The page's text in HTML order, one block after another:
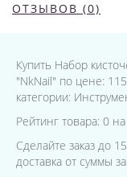
ОТЗЫВОВ (0)
Купить Набор
"NkNail" по цене:
категории:
Рейтинг товара: 0
Сделайте заказ до
доставка от суммы